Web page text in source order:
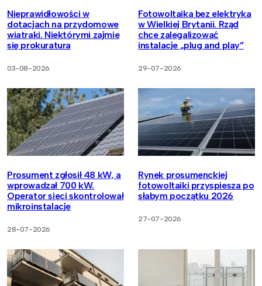
Nieprawidłowości w
dotacjach na przydomowe
wiatraki. Niektórymi zajmie
się prokuratura
03-08-2026
Fotowoltaika bez elektryka
w Wielkiej Brytanii. Rząd
chce zalegalizować
instalacje „plug and play”
29-07-2026
Prosument zgłosił 48 kW, a
wprowadzał 700 kW.
Operator sieci skontrolował
mikroinstalacje
28-07-2026
Rynek prosumenckiej
fotowoltaiki przyspiesza po
słabym początku 2026
27-07-2026